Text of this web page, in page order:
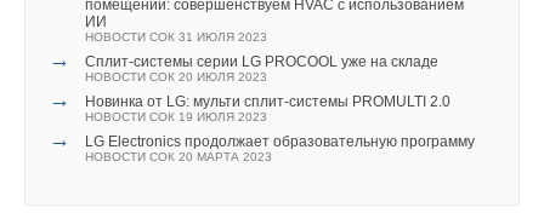
помещении: совершенствуем HVAC с использованием
ИИ
НОВОСТИ СОК 31 ИЮЛЯ 2023
→ Cплит-системы серии LG PROCOOL уже на складе
НОВОСТИ СОК 20 ИЮЛЯ 2023
→ Новинка от LG: мульти сплит-системы PROMULTI 2.0
НОВОСТИ СОК 19 ИЮЛЯ 2023
→ LG Electronics продолжает образовательную программу
НОВОСТИ СОК 20 МАРТА 2023